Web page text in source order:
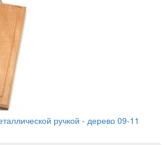
ручкой - дерево 09-11